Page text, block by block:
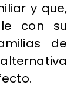
y que,
con su
de